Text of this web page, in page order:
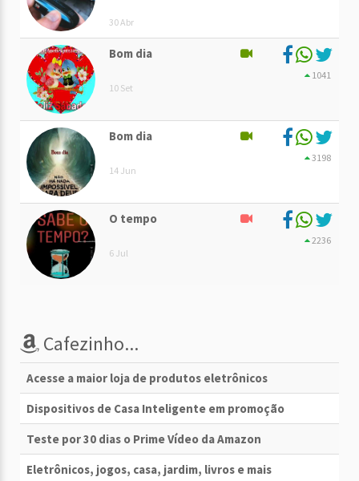
30 Abr
Bom dia
10 Set
1041
Bom dia
14 Jun
3198
O tempo
6 Jul
2236
Cafezinho...
Acesse a maior loja de produtos eletrônicos
Dispositivos de Casa Inteligente em promoção
Teste por 30 dias o Prime Vídeo da Amazon
Eletrônicos, jogos, casa, jardim, livros e mais